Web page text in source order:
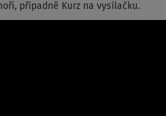
případně Kurz na vysílačku.